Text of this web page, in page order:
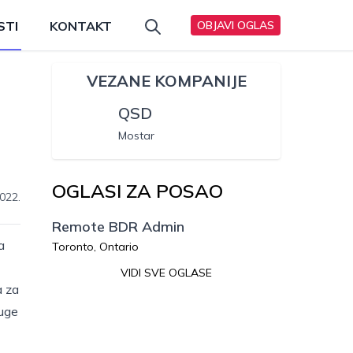
KONTAKT OBJAVI OGLAS
za
VEZANE KOMPANIJE
QSD
Mostar
OGLASI ZA POSAO
Remote BDR Admin
Toronto, Ontario
VIDI SVE OGLASE